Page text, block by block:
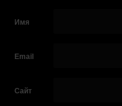
Имя
Email
Сайт